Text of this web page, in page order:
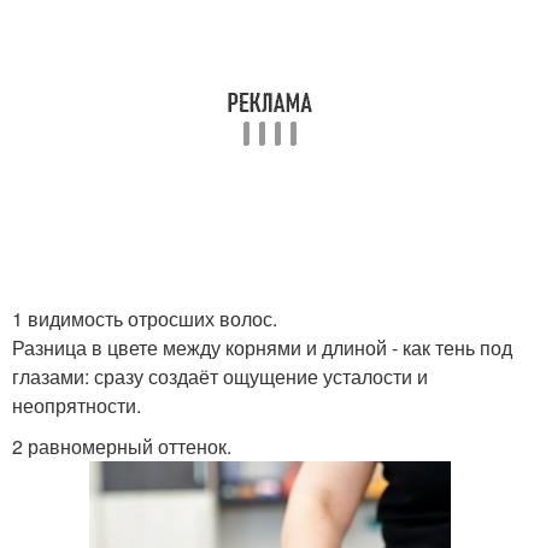
1 видимость отросших волос.
Разница в цвете между корнями и длиной - как тень под
глазами: сразу создаёт ощущение усталости и
неопрятности.
2 равномерный оттенок.